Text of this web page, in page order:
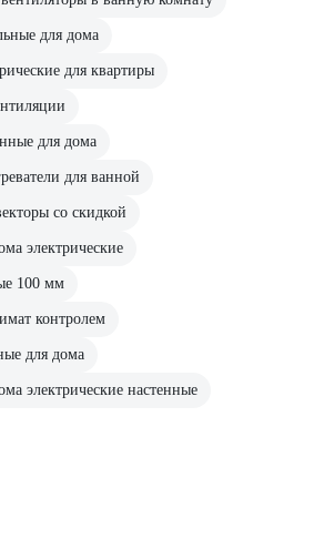
для дома
для квартиры
для дома
для ванной
со скидкой
электрические
100 мм
контролем
для дома
электрические настенные